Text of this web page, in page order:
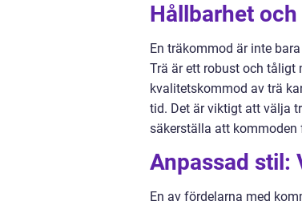
Hållbarhet
En träkommod är inte
Trä är ett robust och tåligt
kvalitetskommod av trä
tid. Det är viktigt att välja
säkerställa att kommoden
Anpassad stil:
En av fördelarna med